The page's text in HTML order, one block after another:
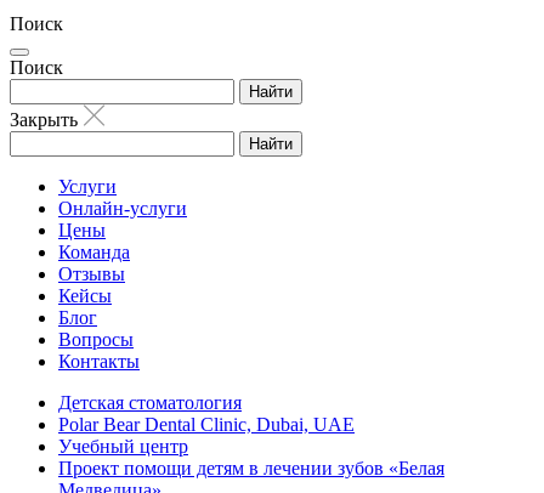
Поиск
Поиск
Найти
Закрыть
Найти
Услуги
Онлайн-услуги
Цены
Команда
Отзывы
Кейсы
Блог
Вопросы
Контакты
Детская стоматология
Polar Bear Dental Clinic, Dubai, UAE
Учебный центр
Проект помощи детям в лечении зубов «Белая